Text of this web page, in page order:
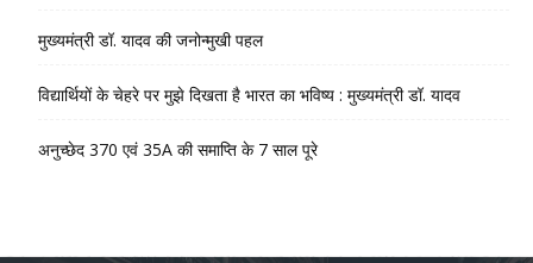
मुख्यमंत्री डॉ. यादव की जनोन्मुखी पहल
विद्यार्थियों के चेहरे पर मुझे दिखता है भारत का भविष्य : मुख्यमंत्री डॉ. यादव
अनुच्छेद 370 एवं 35A की समाप्ति के 7 साल पूरे